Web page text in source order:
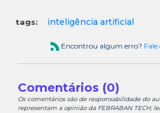
tags: inteligência artificial
Encontrou algum erro?
Comentários (0)
Os comentários são de responsabilidade do
representam a opinião da FEBRABAN TECH;